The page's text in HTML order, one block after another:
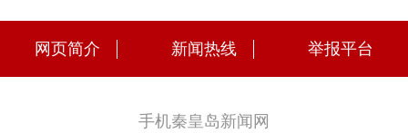
网页简介 新闻热线 举报平台
手机秦皇岛新闻网